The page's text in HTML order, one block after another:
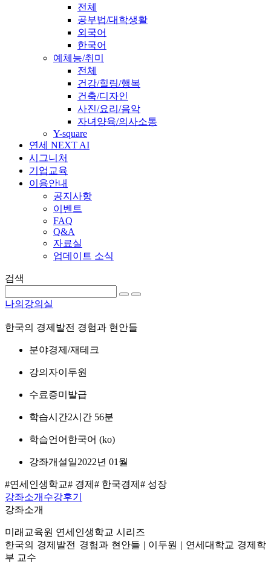
전체
공부법/대학생활
외국어
한국어
예체능/취미
전체
건강/힐링/행복
건축/디자인
사진/요리/음악
자녀양육/의사소통
Y-square
연세 NEXT AI
시그니처
기업교육
이용안내
공지사항
이벤트
FAQ
Q&A
자료실
업데이트 소식
검색
나의강의실
한국의 경제발전 경험과 현안들
분야경제/재테크
강의자이두원
수료증미발급
학습시간2시간 56분
학습언어 한국어 ‎(ko)‎
강좌개설일2022년 01월
#연세인생학교# 경제 # 한국경제 # 성장
강좌소개 수강후기
강좌소개
미래교육원 연세인생학교 시리즈
한국의 경제발전 경험과 현안들 | 이두원 | 연세대학교 경제학
부 교수